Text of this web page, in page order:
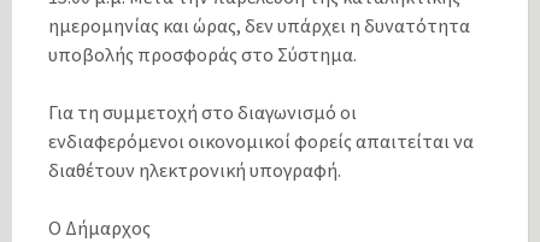
ημερομηνίας και ώρας, δεν υπάρχει η δυνατότητα
υποβολής προσφοράς στο Σύστημα.
Για τη συμμετοχή στο διαγωνισμό οι
ενδιαφερόμενοι οικονομικοί φορείς απαιτείται να
διαθέτουν ηλεκτρονική υπογραφή.
Ο Δήμαρχος